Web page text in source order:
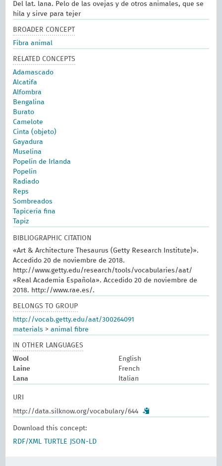
Del lat. lana. Pelo de las ovejas y de otros animales, que se
hila y sirve para tejer
BROADER CONCEPT
Fibra animal
RELATED CONCEPTS
Adamascado
Alcatifa
Alfombra
Bengalina
Burato
Camelote
Cinta (objeto)
Gayadura
Muselina
Popelín de Irlanda
Popelín
Radiado
Reps
Sombreados
Tapicería fina
Tapiz
BIBLIOGRAPHIC CITATION
«Art & Architecture Thesaurus (Getty Research Institute)».
Accedido 20 de noviembre de 2018.
http://www.getty.edu/research/tools/vocabularies/aat/
«Real Academia Española». Accedido 20 de noviembre de
2018. http://www.rae.es/.
BELONGS TO GROUP
http://vocab.getty.edu/aat/300264091
materials >animal fibre
IN OTHER LANGUAGES
Wool
English
Laine
French
Lana
Italian
URI
http://data.silknow.org/vocabulary/644
Download this concept:
RDF/XML
TURTLE JSON-LD